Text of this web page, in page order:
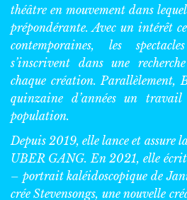
théâtre en mouvement dans
prépondérante. Avec un intérêt
contemporaines, les
s’inscrivent dans une
chaque création. Parallèlement,
quinzaine d’années un
population.
Depuis 2019, elle lance et assure
UBER GANG. En 2021, elle
– portrait kaléidoscopique de
crée Stevensongs, une nouvelle